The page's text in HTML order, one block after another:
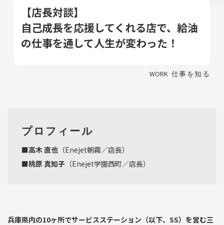
【店長対談】
自己成長を応援してくれる店で、給油
の仕事を通して人生が変わった！
WORK 仕事を知る
プロフィール
■高木 直也 （Enejet朝霧／店長）
■桃原 真知子 （Enejet学園西町／店長）
兵庫県内の10ヶ所でサービスステーション（以下、SS）を営む三